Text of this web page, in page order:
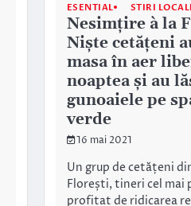
ESENTIAL STIRI
Nesimțire à la
Niște cetățeni
masa în aer
noaptea și au
gunoaiele pe
verde
16 mai 2021
Un grup de cetățeni
Florești, tineri cel mai
profitat de ridicarea